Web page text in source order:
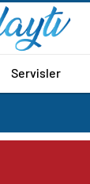
Servisler